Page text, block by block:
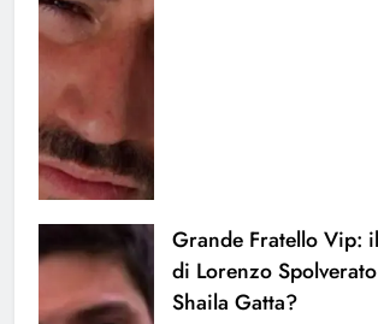
Grande Fratello Vip:
di Lorenzo
Shaila Gatta?